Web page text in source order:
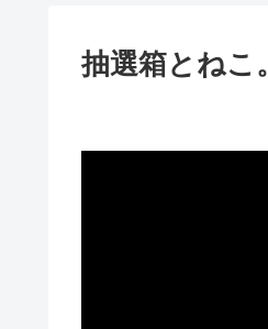
抽選箱とねこ